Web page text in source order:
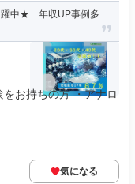
躍中★ 年収UP事例多
お持ちの方 ・アナロ
気になる